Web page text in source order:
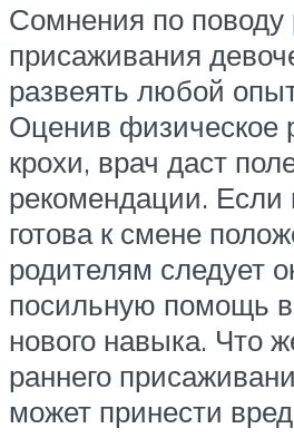
Сомнения по поводу
присаживания
развеять любой
Оценив физическое
крохи, врач даст
рекомендации.
готова к смене
родителям следует
посильную помощь
нового навыка. Что
раннего
может принести